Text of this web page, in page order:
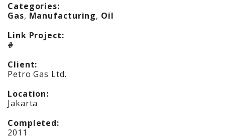
Categories:
Gas, Manufacturing, Oil
Link Project:
#
Client:
Petro Gas Ltd.
Location:
Jakarta
Completed:
2011